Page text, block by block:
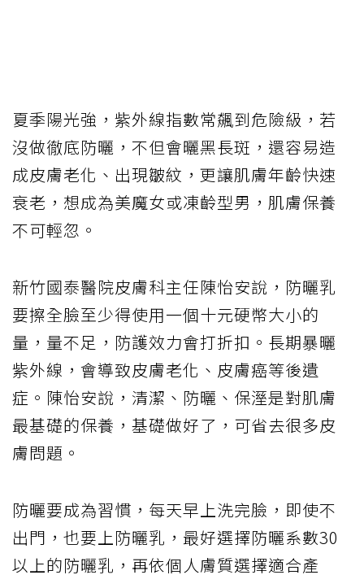
夏季陽光強，紫外線指數常飆到危險級，若
沒做徹底防曬，不但會曬黑長斑，還容易造
成皮膚老化、出現皺紋，更讓肌膚年齡快速
衰老，想成為美魔女或凍齡型男，肌膚保養
不可輕忽。
新竹國泰醫院皮膚科主任陳怡安說，防曬乳
要擦全臉至少得使用一個十元硬幣大小的
量，量不足，防護效力會打折扣。長期暴曬
紫外線，會導致皮膚老化、皮膚癌等後遺
症。陳怡安說，清潔、防曬、保溼是對肌膚
最基礎的保養，基礎做好了，可省去很多皮
膚問題。
防曬要成為習慣，每天早上洗完臉，即使不
出門，也要上防曬乳，最好選擇防曬系數30
以上的防曬乳，再依個人膚質選擇適合產